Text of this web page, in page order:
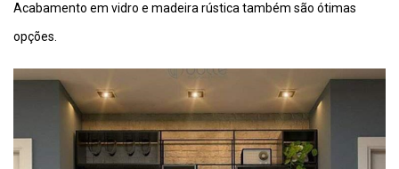
Acabamento em vidro e madeira rústica também são ótimas
opções.